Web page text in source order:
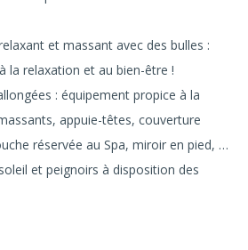
et massant avec des bulles :
la relaxation et au bien-être !
: équipement propice à la
appuie-têtes, couverture
réservée au Spa, miroir en pied, …
et peignoirs à disposition des